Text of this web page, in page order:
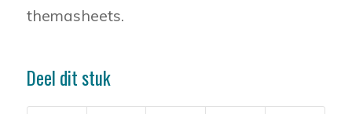
themasheets.
Deel dit stuk